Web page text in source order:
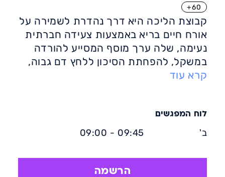
60+
קבוצת הליכה היא דרך נהדרת לשמירה על
אורח חיים בריא באמצעות צעידה חברתית
נעימה, שלה ערך מוסף המסייע להורדה
במשקל, להפחתת הסיכון ללחץ דם גבוה,
לחילוף החומרים בגוף ולהורדת כולסטרול.
להשתתף בכל מפגש.
– תמיכה: החוויה המשותפת מספקת
– קהילתיות: יצירת קשרים והצטרפות
לקהילה בעלת תחומי עניין משותפים.
קרא עוד
הרשמה
לוח המפגשים
ב' 09:45 - 09:00